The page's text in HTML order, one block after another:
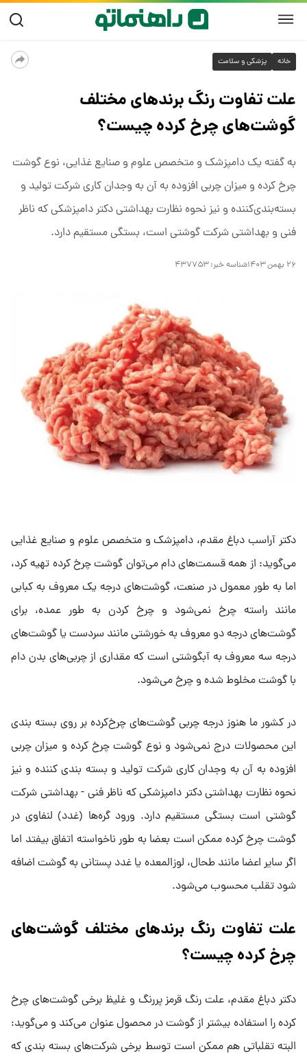
خانه پزشکی و سلامت
علت تفاوت رنگ برندهای مختلف
گوشت‌های چرخ کرده چیست؟
به گفته یک دامپزشک و متخصص علوم و صنایع غذایی، نوع گوشت
چرخ کرده و میزان چربی افزوده به آن به وجدان کاری شرکت تولید و
بسته‌بندی‌کننده و نیز نحوه نظارت بهداشتی دکتر دامپزشکی که ناظر
فنی و بهداشتی شرکت گوشتی است، بستگی مستقیم دارد.
۲۶ بهمن ۱۴۰۳ شناسه خبر:۴۳۷۷۵۳
دکتر آراسب دباغ مقدم، دامپزشک و متخصص علوم و صنایع غذایی
می‌گوید: از همه قسمت‌های دام می‌توان گوشت چرخ کرده تهیه کرد،
اما به طور معمول در صنعت، گوشت‌های درجه یک معروف به کبابی
مانند راسته چرخ نمی‌شود و چرخ کردن به طور عمده، برای
گوشت‌های درجه دو معروف به خورشتی مانند سردست یا گوشت‌های
درجه سه معروف به آبگوشتی است که مقداری از چربی‌های بدن دام
با گوشت مخلوط شده و چرخ می‌شود.
در کشور ما هنوز درجه چربی گوشت‌های چرخ‌کرده بر روی بسته بندی
این محصولات درج نمی‌شود و نوع گوشت چرخ کرده و میزان چربی
افزوده به آن به وجدان کاری شرکت تولید و بسته بندی کننده و نیز
نحوه نظارت بهداشتی دکتر دامپزشکی که ناظر فنی - بهداشتی شرکت
گوشتی است بستگی مستقیم دارد. ورود گره‌ها (غدد) لنفاوی در
گوشت چرخ کرده ممکن است بعضا به طور ناخواسته اتفاق بیفتد اما
اگر سایر اعضا مانند طحال، لوزالمعده یا غدد پستانی به گوشت اضافه
شود تقلب محسوب می‌شود.
علت تفاوت رنگ برندهای مختلف گوشت‌های
چرخ کرده چیست؟
دکتر دباغ مقدم، علت رنگ قرمز پررنگ و غلیظ برخی گوشت‌های چرخ
کرده را استفاده بیشتر از گوشت در محصول عنوان می‌کند و می‌گوید:
البته تقلباتی هم ممکن است توسط برخی شرکت‌های بسته بندی که